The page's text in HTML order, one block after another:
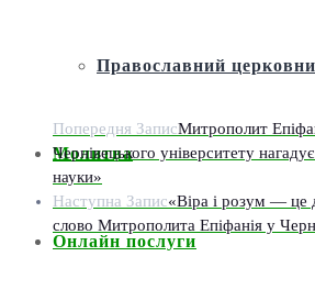
Православний
Молитва
Онлайн послуги
Попередня ЗаписМитрополит
Чернівецького університету
науки»
Наступна Запис«Віра і розум — це
слово Митрополита Епіфанія у